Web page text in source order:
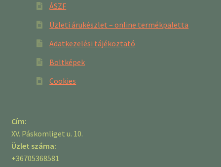
ÁSZF
Üzleti árukészlet – online termékpaletta
Adatkezelési tájékoztató
Boltképek
Cookies
Cím:
XV. Páskomliget u. 10.
Üzlet száma:
+36705368581